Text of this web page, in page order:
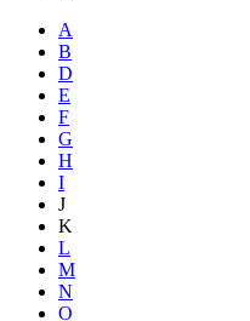
A
B
D
E
F
G
H
I
J
K
L
M
N
O